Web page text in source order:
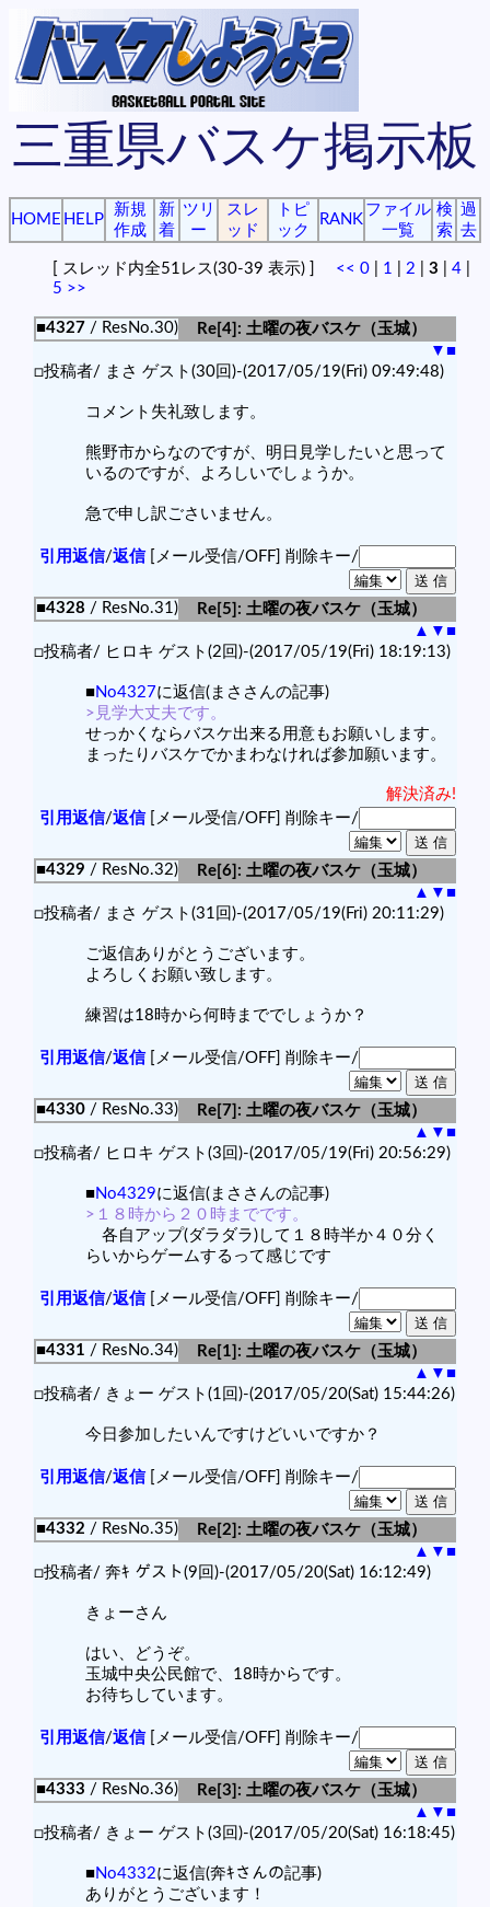
三重県バスケ掲示板
HOME HELP
新規
作成
新
着
ツリ
ー
スレ
ッド
トピ
ック
RANK
ファイル
一覧
検
索
過
去
[ スレッド内全51レス(30-39 表示) ] << 0 1 2 3 4
5 >>
■4327 / ResNo.30)
Re[4]: 土曜の夜バスケ（玉城）
▼ ■
□投稿者/ まさ ゲスト(30回)-(2017/05/19(Fri) 09:49:48)
コメント失礼致します。
熊野市からなのですが、明日見学したいと思って
いるのですが、よろしいでしょうか。
急で申し訳ごさいません。
引用返信/返信[メール受信/OFF] 削除キー/
■4328 / ResNo.31)
Re[5]: 土曜の夜バスケ（玉城）
▲ ▼ ■
□投稿者/ ヒロキ ゲスト(2回)-(2017/05/19(Fri) 18:19:13)
■No4327に返信(まささんの記事)
>見学大丈夫です。
せっかくならバスケ出来る用意もお願いします。
まったりバスケでかまわなければ参加願います。
解決済み!
引用返信/返信[メール受信/OFF] 削除キー/
■4329 / ResNo.32)
Re[6]: 土曜の夜バスケ（玉城）
▲ ▼ ■
□投稿者/ まさ ゲスト(31回)-(2017/05/19(Fri) 20:11:29)
ご返信ありがとうございます。
よろしくお願い致します。
練習は18時から何時まででしょうか？
引用返信/返信[メール受信/OFF] 削除キー/
■4330 / ResNo.33)
Re[7]: 土曜の夜バスケ（玉城）
▲ ▼ ■
□投稿者/ ヒロキ ゲスト(3回)-(2017/05/19(Fri) 20:56:29)
■No4329に返信(まささんの記事)
>１８時から２０時までです。
各自アップ(ダラダラ)して１８時半か４０分く
らいからゲームするって感じです
引用返信/返信[メール受信/OFF] 削除キー/
■4331 / ResNo.34)
Re[1]: 土曜の夜バスケ（玉城）
▲ ▼ ■
□投稿者/ きょー ゲスト(1回)-(2017/05/20(Sat) 15:44:26)
今日参加したいんですけどいいですか？
引用返信/返信[メール受信/OFF] 削除キー/
■4332 / ResNo.35)
Re[2]: 土曜の夜バスケ（玉城）
▲ ▼ ■
□投稿者/ 奔ｷ ゲスト(9回)-(2017/05/20(Sat) 16:12:49)
きょーさん
はい、どうぞ。
玉城中央公民館で、18時からです。
お待ちしています。
引用返信/返信[メール受信/OFF] 削除キー/
■4333 / ResNo.36)
Re[3]: 土曜の夜バスケ（玉城）
▲ ▼ ■
□投稿者/ きょー ゲスト(3回)-(2017/05/20(Sat) 16:18:45)
■No4332に返信(奔ｷさんの記事)
ありがとうございます！